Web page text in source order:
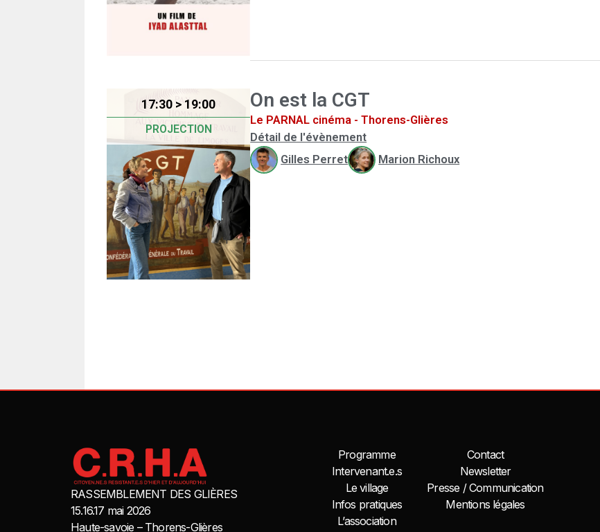
17:30 > 19:00
PROJECTION
On est la CGT
Le PARNAL cinéma - Thorens-Glières
Détail de l'évènement
Gilles Perret
Marion Richoux
RASSEMBLEMENT DES GLIÈRES
15.16.17 mai 2026
Haute-savoie – Thorens-Glières
Programme
Intervenant.e.s
Le village
Infos pratiques
L’association
Contact
Newsletter
Presse / Communication
Mentions légales